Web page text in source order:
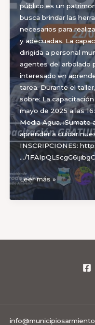
público es un
busca brindar las
necesarios para
y adecuadas. La
dirigida a personal
agentes del arbolado
interesado en
tarea. Durante el
sobre: La
mayo de 2025 a las
Media Agua.
aprender a cuidar
INSCRIPCIONES:
…/
Sarmiento
capacita
en
Leer más »